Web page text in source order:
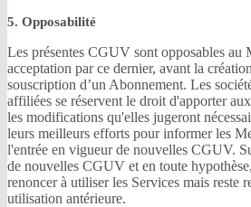
5. Opposabilité
Les présentes CGUV sont opposables au
acceptation par ce dernier, avant la
souscription d’un Abonnement. Les
affiliées se réservent le droit d'apporter
les modifications qu'elles jugeront
leurs meilleurs efforts pour informer les
l'entrée en vigueur de nouvelles CGUV.
de nouvelles CGUV et en toute
renoncer à utiliser les Services mais reste
utilisation antérieure.